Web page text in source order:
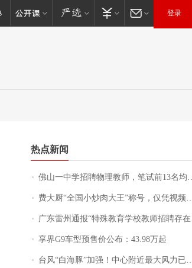
登录
热点新闻
佛山一中学招聘物理教师，笔试前13名均遭淘汰？教育局：已叫停招聘，成立调查组全面核查
费大厨“全国小炒肉大王”称号，仅凭视频评出？中国烹饪协会回应
广东雷州通报“特殊教育学校教师招聘存在违规行为”：已启动问责程序 副校长被停职
享界G9车型预售价公布：43.98万起
台风“白海豚”加强！中心附近最大风力已达15级 最新研判